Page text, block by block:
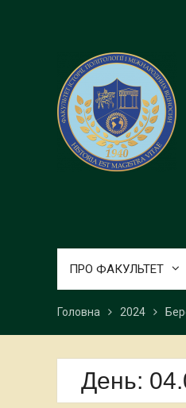
ПРО ФАКУЛЬТЕТ
Головна 2024
День: